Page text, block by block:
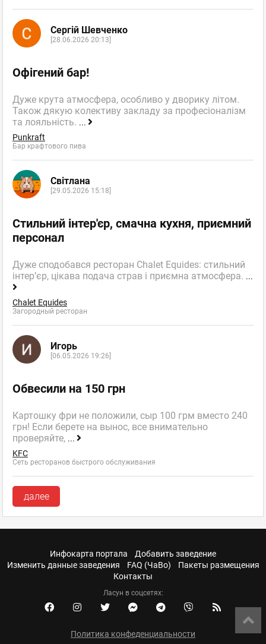
Сергій Шевченко
[28.06.2026 20:13]
Офігений бар!
Дуже крута атмосфера, особливо у дворику літом.
Також дякую колективу закладу за професіоналізм
та лояльність. ...
Punkraft
Бар крафтового пива
Світлана
[29.05.2026 15:18]
Стильний інтер'єр, смачна кухня, приємний
персонал
Дуже сподобався ресторан Chalet Equides: стильний
інтер’єр, цікава подача страв і приємна атмосфера. ...
Chalet Equides
Загородный ресторан
Игорь
[06.05.2026 19:26]
Обвесили на 150 грн
Картошку фри не положили, сыр 100 грм вместо 240
грн! Если берете на вынос, все внимательно
проверяйте, ...
KFC
Сеть ресторанов быстрого обслуживания
далее
Инфокарта портала
Добавить заведение
Изменить данные заведения
FAQ (ЧаВо)
Пакеты размещения
Контакты
Ласун в соцсетях:
Политика конфеденциальности